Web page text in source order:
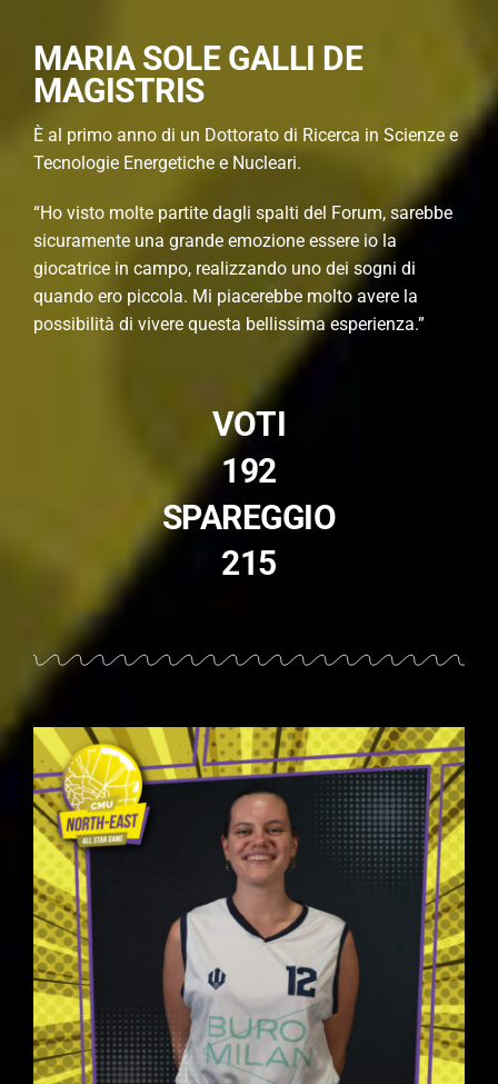
MARIA SOLE GALLI DE
MAGISTRIS
È al primo anno di un Dottorato di Ricerca in Scienze e
Tecnologie Energetiche e Nucleari.
“Ho visto molte partite dagli spalti del Forum, sarebbe
sicuramente una grande emozione essere io la
giocatrice in campo, realizzando uno dei sogni di
quando ero piccola. Mi piacerebbe molto avere la
possibilità di vivere questa bellissima esperienza.”
VOTI
192
SPAREGGIO
215